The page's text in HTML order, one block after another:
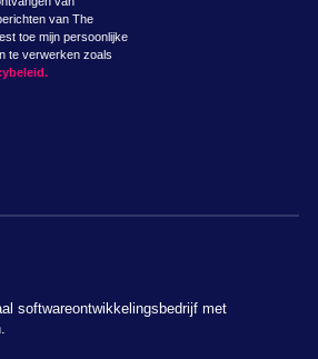
van The
toe mijn persoonlijke
te verwerken zoals
softwareontwikkelingsbedrijf met